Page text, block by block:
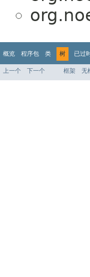
概览 程序包 类 树 已过
上一个 下一个 框架 无